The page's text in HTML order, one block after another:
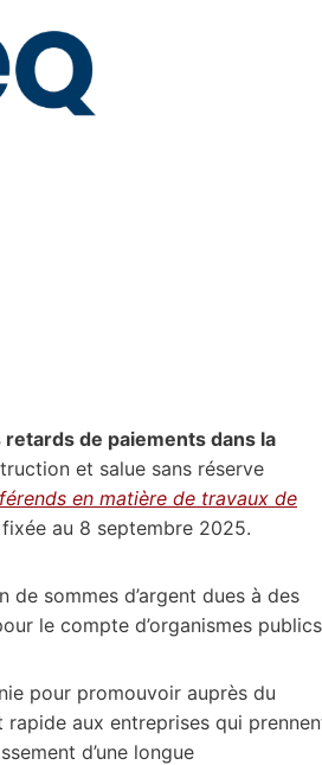
de paiements dans la
et salue sans réserve
en matière de travaux de
au 8 septembre 2025.
sommes d’argent dues à des
le compte d’organismes
pour promouvoir auprès du
rapide aux entreprises qui
d’une longue